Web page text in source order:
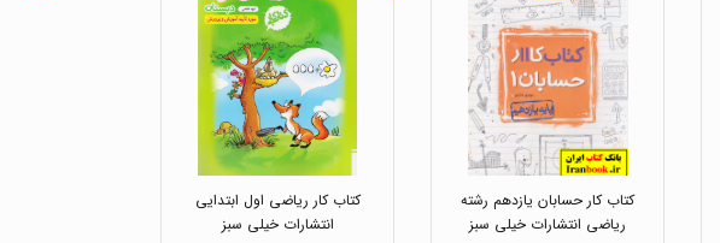
کتاب کار حسابان یازدهم رشته
ریاضی انتشارات خیلی سبز
کتاب کار ریاضی اول ابتدایی
انتشارات خیلی سبز